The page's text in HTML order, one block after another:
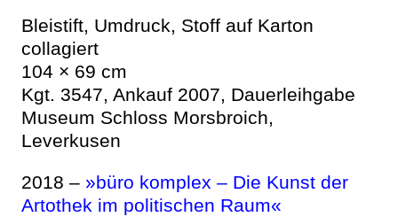
Bleistift, Umdruck, Stoff auf Karton
collagiert
104 × 69 cm
Kgt. 3547, Ankauf 2007, Dauerleihgabe
Museum Schloss Morsbroich,
Leverkusen
2018 – »büro komplex – Die Kunst der
Artothek im politischen Raum«